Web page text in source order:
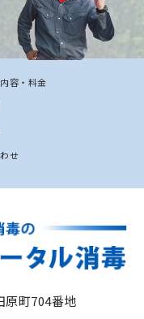
容・料金
せ
原町704番地